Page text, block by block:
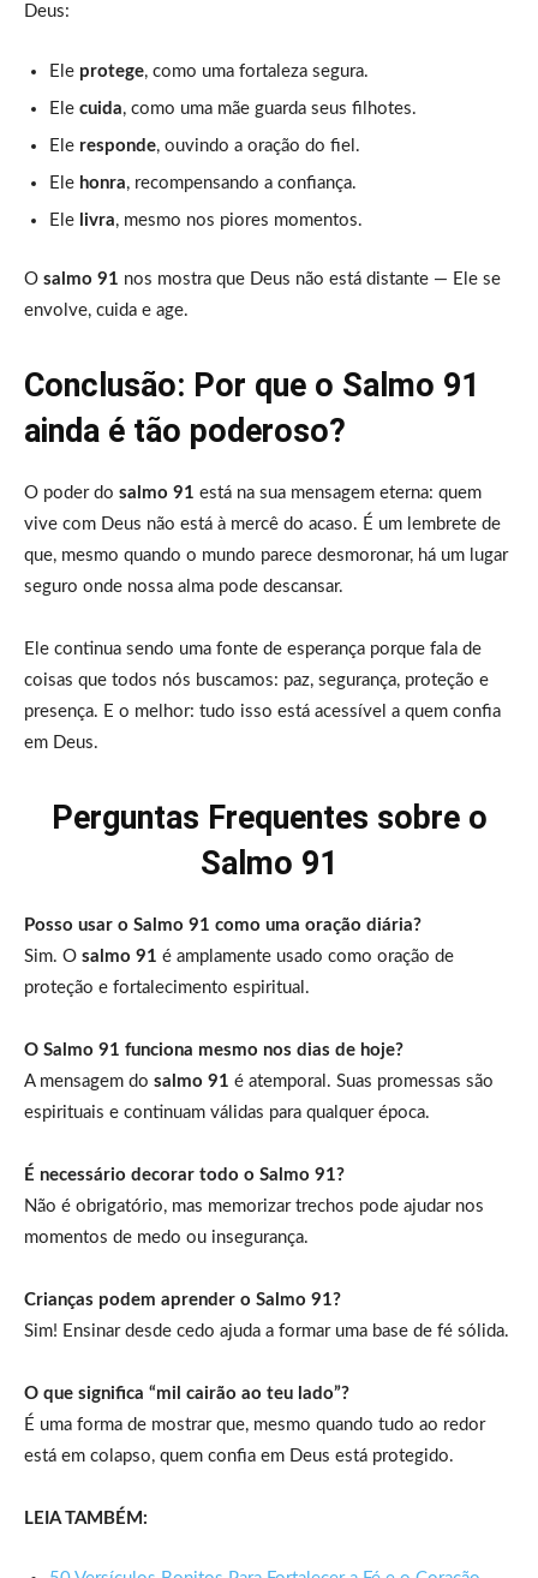
Deus:
Ele protege, como uma fortaleza segura.
Ele cuida, como uma mãe guarda seus filhotes.
Ele responde, ouvindo a oração do fiel.
Ele honra, recompensando a confiança.
Ele livra, mesmo nos piores momentos.
O salmo 91 nos mostra que Deus não está distante — Ele se
envolve, cuida e age.
Conclusão: Por que o Salmo 91
ainda é tão poderoso?
O poder do salmo 91 está na sua mensagem eterna: quem
vive com Deus não está à mercê do acaso. É um lembrete de
que, mesmo quando o mundo parece desmoronar, há um lugar
seguro onde nossa alma pode descansar.
Ele continua sendo uma fonte de esperança porque fala de
coisas que todos nós buscamos: paz, segurança, proteção e
presença. E o melhor: tudo isso está acessível a quem confia
em Deus.
Perguntas Frequentes sobre o
Salmo 91
Posso usar o Salmo 91 como uma oração diária?
Sim. O salmo 91 é amplamente usado como oração de
proteção e fortalecimento espiritual.
O Salmo 91 funciona mesmo nos dias de hoje?
A mensagem do salmo 91 é atemporal. Suas promessas são
espirituais e continuam válidas para qualquer época.
É necessário decorar todo o Salmo 91?
Não é obrigatório, mas memorizar trechos pode ajudar nos
momentos de medo ou insegurança.
Crianças podem aprender o Salmo 91?
Sim! Ensinar desde cedo ajuda a formar uma base de fé sólida.
O que significa “mil cairão ao teu lado”?
É uma forma de mostrar que, mesmo quando tudo ao redor
está em colapso, quem confia em Deus está protegido.
LEIA TAMBÉM: